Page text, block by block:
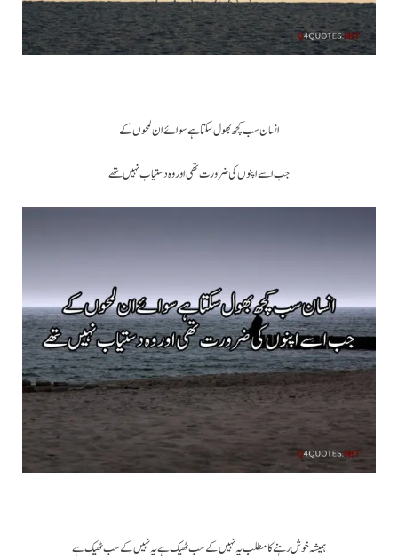
انسان سب کچھ بھول سکتا ہے سوائےان لمحوں کے
جب اسے اپنوں کی ضرورت تھی اور وہ دستیاب نہیں تھے
ہمیشہ خوش رہنے کا مطلب یہ نہیں کے سب ٹھیک ہے یہ نہیں کے سب ٹھیک ہے